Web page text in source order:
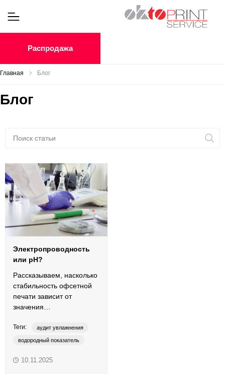
Распродажа
Главная Блог
Блог
Электропроводность
или pH?
Рассказываем, насколько
стабильность офсетной
печати зависит от
значения
увлажняющего раствора.
Теги: аудит увлажнения
водородный показатель
10.11.2025